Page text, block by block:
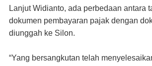
Lanjut Widianto, ada perbedaan antara
dokumen pembayaran pajak dengan
diunggah ke Silon.
“Yang bersangkutan telah